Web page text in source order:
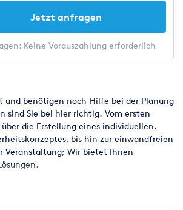
Jetzt anfragen
Keine Vorauszahlung erforderlich
und benötigen noch Hilfe bei der Planung
sind Sie bei hier richtig. Vom ersten
über die Erstellung eines individuellen,
bis hin zur einwandfreien
Veranstaltung; Wir bietet Ihnen
Pool an qualifizierten Mitarbeitern und